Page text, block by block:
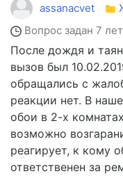
assanacvet
Вопрос задан 7
После дождя и
вызов был
обращались с
реакции нет. В
обои в 2-х
возможно
реагирует, к кому
ответственен за